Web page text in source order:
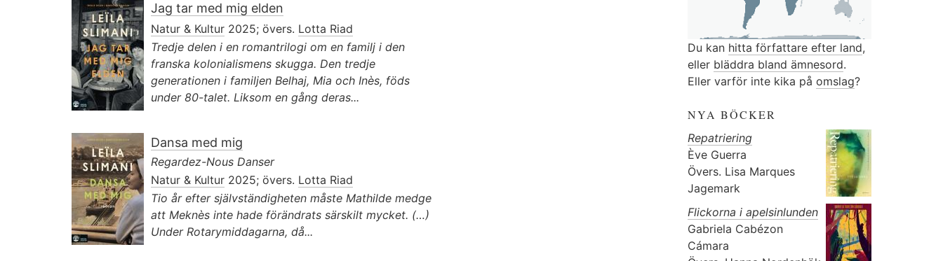
Jag tar med mig elden
Natur & Kultur 2025; övers. Lotta Riad
Tredje delen i en romantrilogi om en familj i den
franska kolonialismens skugga. Den tredje
generationen i familjen Belhaj, Mia och Inès, föds
under 80-talet. Liksom en gång deras...
Dansa med mig
Regardez-Nous Danser
Natur & Kultur 2025; övers. Lotta Riad
Tio år efter självständigheten måste Mathilde medge
att Mek­nès inte hade förändrats särskilt mycket. (…)
Under Rotary­middagarna, då...
Du kan hitta författare efter land,
eller bläddra bland ämnesord.
Eller varför inte kika på omslag?
NYA BÖCKER
Repatriering
Ève Guerra
Övers. Lisa Marques
Jagemark
Flickorna i apelsinlunden
Gabriela Cabézon
Cámara